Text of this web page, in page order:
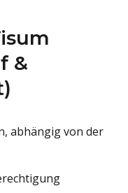
&
abhängig von der